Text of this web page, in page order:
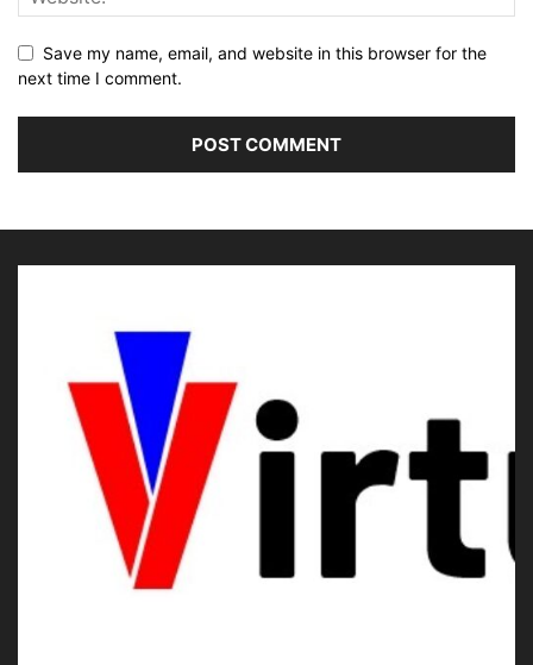
Save my name, email, and website in this browser for the
next time I comment.